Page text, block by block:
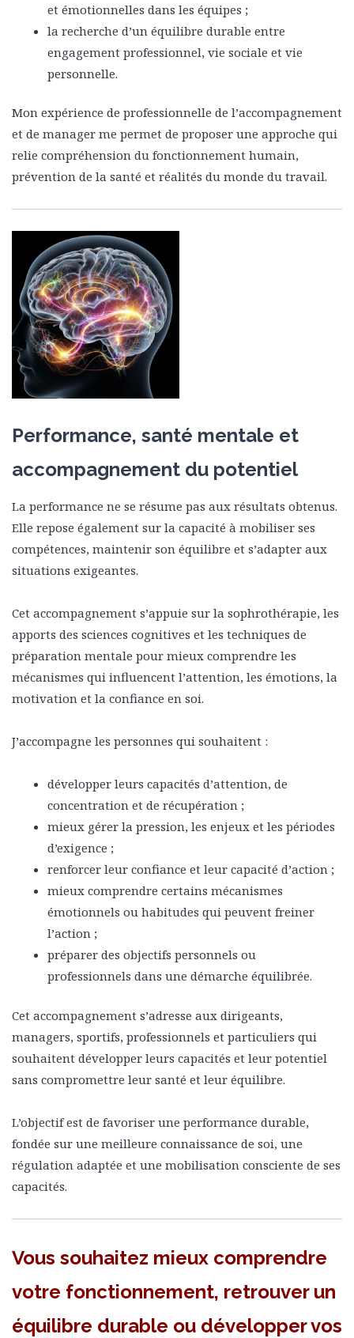
et émotionnelles dans les équipes ;
la recherche d’un équilibre durable entre
engagement professionnel, vie sociale et vie
personnelle.
Mon expérience de professionnelle de l’accompagnement
et de manager me permet de proposer une approche qui
relie compréhension du fonctionnement humain,
prévention de la santé et réalités du monde du travail.
Performance, santé mentale et
accompagnement du potentiel
La performance ne se résume pas aux résultats obtenus.
Elle repose également sur la capacité à mobiliser ses
compétences, maintenir son équilibre et s’adapter aux
situations exigeantes.
Cet accompagnement s’appuie sur la sophrothérapie, les
apports des sciences cognitives et les techniques de
préparation mentale pour mieux comprendre les
mécanismes qui influencent l’attention, les émotions, la
motivation et la confiance en soi.
J’accompagne les personnes qui souhaitent :
développer leurs capacités d’attention, de
concentration et de récupération ;
mieux gérer la pression, les enjeux et les périodes
d’exigence ;
renforcer leur confiance et leur capacité d’action ;
mieux comprendre certains mécanismes
émotionnels ou habitudes qui peuvent freiner
l’action ;
préparer des objectifs personnels ou
professionnels dans une démarche équilibrée.
Cet accompagnement s’adresse aux dirigeants,
managers, sportifs, professionnels et particuliers qui
souhaitent développer leurs capacités et leur potentiel
sans compromettre leur santé et leur équilibre.
L’objectif est de favoriser une performance durable,
fondée sur une meilleure connaissance de soi, une
régulation adaptée et une mobilisation consciente de ses
capacités.
Vous souhaitez mieux comprendre
votre fonctionnement, retrouver un
équilibre durable ou développer vos